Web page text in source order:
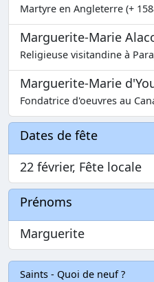
Martyre en Angleterre (+
Marguerite-Marie
Religieuse visitandine à
Marguerite-Marie
Fondatrice d'oeuvres au
Dates de fête
22 février, Fête locale
Prénoms
Marguerite
Saints - Quoi de neuf ?